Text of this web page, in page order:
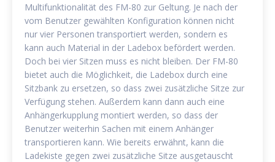
Multifunktionalität des FM-80 zur Geltung. Je nach der
vom Benutzer gewählten Konfiguration können nicht
nur vier Personen transportiert werden, sondern es
kann auch Material in der Ladebox befördert werden.
Doch bei vier Sitzen muss es nicht bleiben. Der FM-80
bietet auch die Möglichkeit, die Ladebox durch eine
Sitzbank zu ersetzen, so dass zwei zusätzliche Sitze zur
Verfügung stehen. Außerdem kann dann auch eine
Anhängerkupplung montiert werden, so dass der
Benutzer weiterhin Sachen mit einem Anhänger
transportieren kann. Wie bereits erwähnt, kann die
Ladekiste gegen zwei zusätzliche Sitze ausgetauscht